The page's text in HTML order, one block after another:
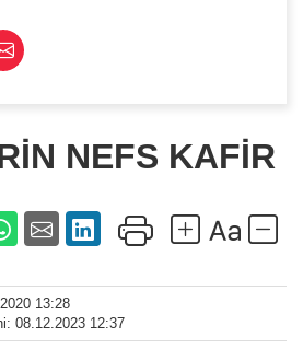
NEFS KAFİR
13:28
08.12.2023 12:37